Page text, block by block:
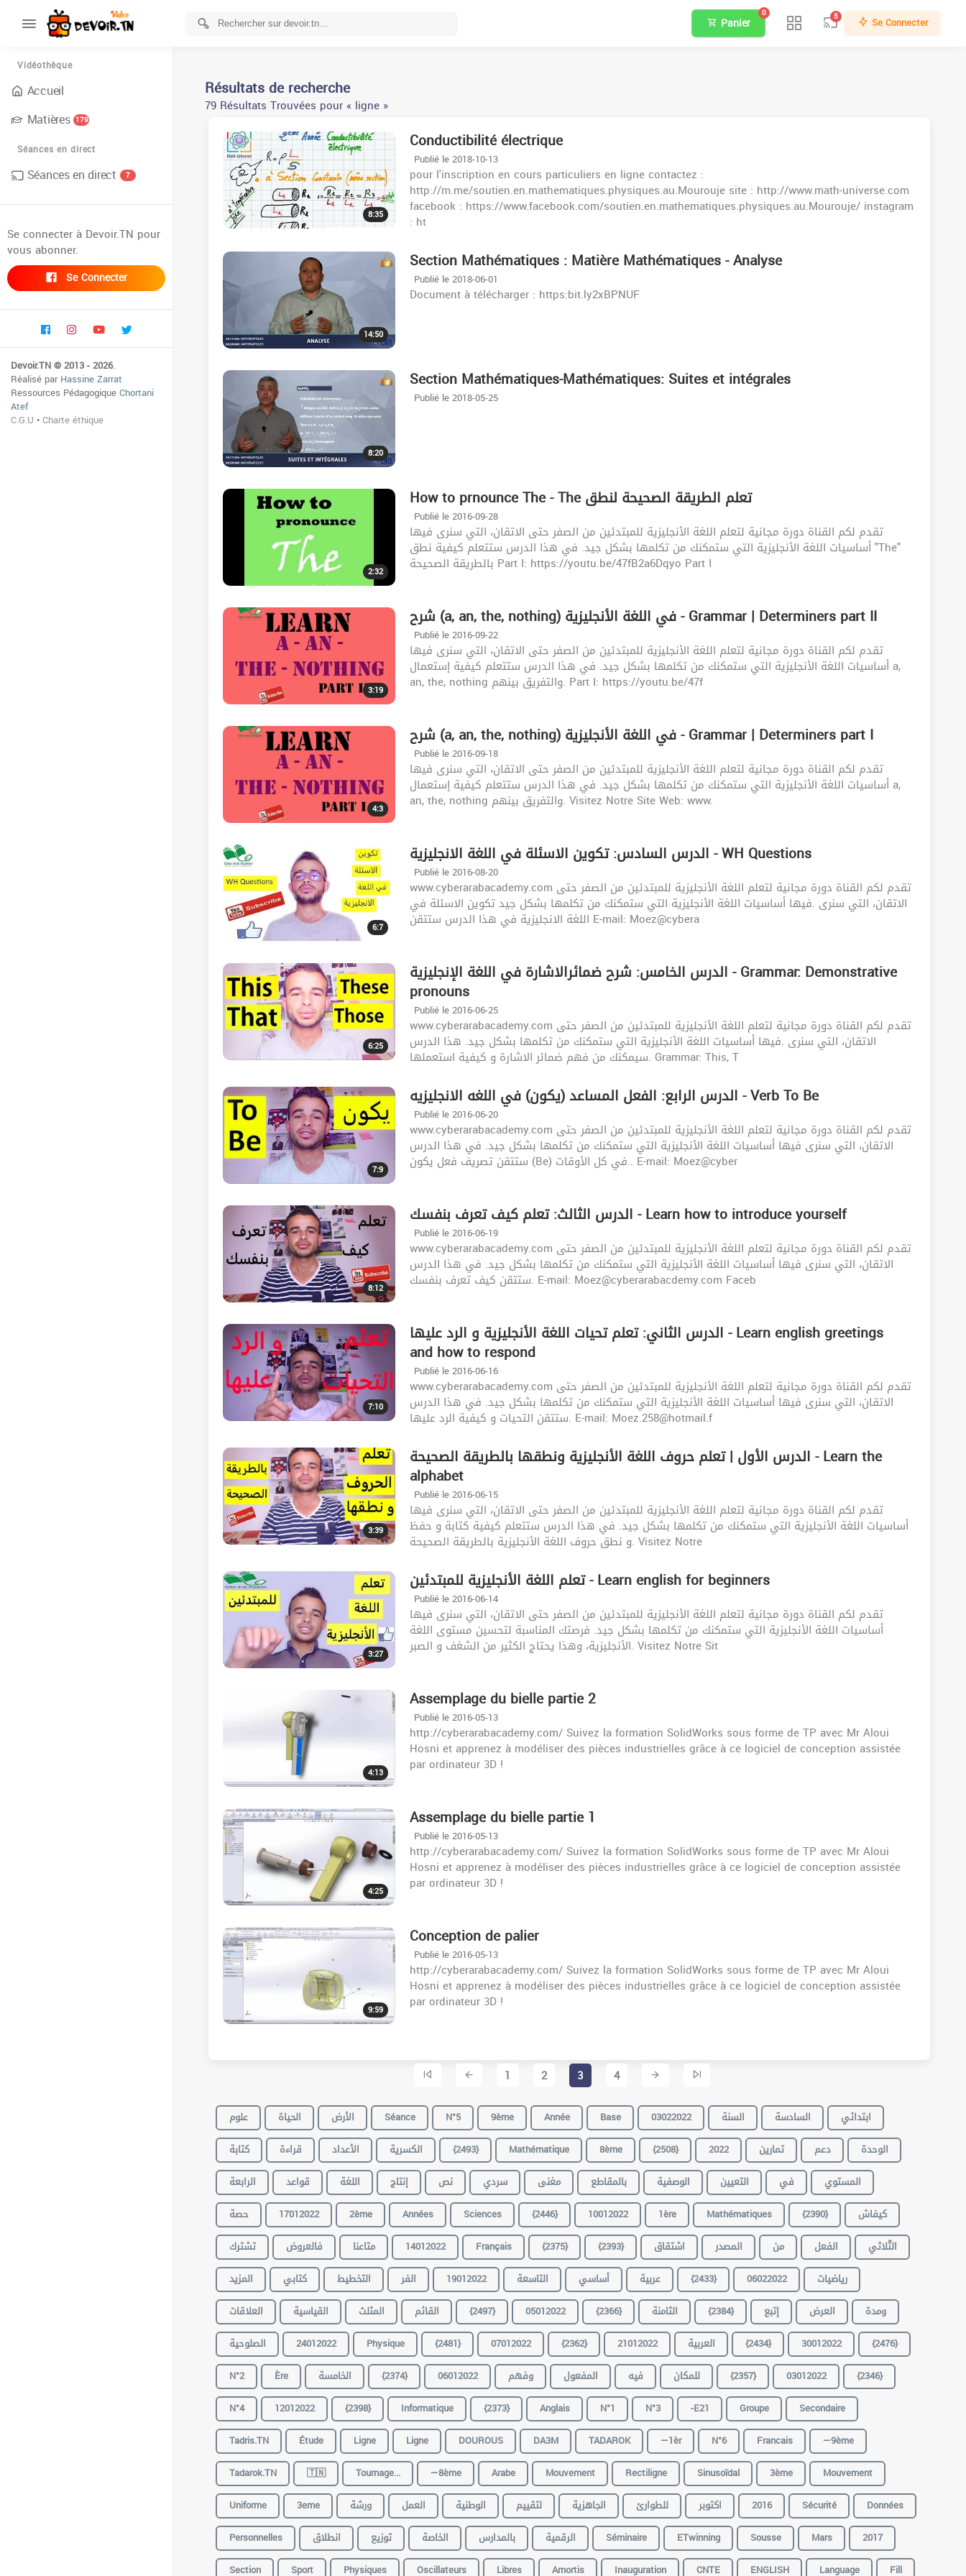
Vidéothèque
Accueil
Matières 179
Séances en direct
Séances en direct 7
Se connecter à Devoir.TN pour
vous abonner.
Se Connecter
Devoir.TN © 2013 - 2026.
Réalisé parHassine Zarrat
Ressources PédagogiqueChortani
Atef
C.G.U •Charte éthique
Panier
0 5 Se Connecter
Résultats de recherche
79 Résultats Trouvées pour « ligne »
8:35
Conductibilité électrique
Publié le 2018-10-13
pour l'inscription en cours particuliers en ligne contactez :
http://m.me/soutien.en.mathematiques.physiques.au.Mourouje site : http://www.math-universe.com
facebook : https://www.facebook.com/soutien.en.mathematiques.physiques.au.Mourouje/ instagram
: ht
14:50
Section Mathématiques : Matière Mathématiques - Analyse
Publié le 2018-06-01
Document à télécharger : https:bit.ly2xBPNUF
8:20
Section Mathématiques-Mathématiques: Suites et intégrales
Publié le 2018-05-25
2:32
How to prnounce The - The تعلم الطريقة الصحيحة لنطق
Publié le 2016-09-28
تقدم لكم القناة دورة مجانية لتعلم اللغة الأنجليزية للمبتدئين من الصفر حتى الاتقان، التي سنرى فيها
أساسيات اللغة الأنجليزية التي ستمكنك من تكلمها بشكل جيد. في هذا الدرس ستتعلم كيفية نطق "The"
بالطريقة الصحيحة Part I: https://youtu.be/47fB2a6Dqyo Part I
3:19
شرح (a, an, the, nothing) في اللغة الأنجليزية - Grammar | Determiners part II
Publié le 2016-09-22
تقدم لكم القناة دورة مجانية لتعلم اللغة الأنجليزية للمبتدئين من الصفر حتى الاتقان، التي سنرى فيها
أساسيات اللغة الأنجليزية التي ستمكنك من تكلمها بشكل جيد. في هذا الدرس ستتعلم كيفية إستعمال a,
an, the, nothing والتفريق بينهم. Part I: https://youtu.be/47f
4:3
شرح (a, an, the, nothing) في اللغة الأنجليزية - Grammar | Determiners part I
Publié le 2016-09-18
تقدم لكم القناة دورة مجانية لتعلم اللغة الأنجليزية للمبتدئين من الصفر حتى الاتقان، التي سنرى فيها
أساسيات اللغة الأنجليزية التي ستمكنك من تكلمها بشكل جيد. في هذا الدرس ستتعلم كيفية إستعمال a,
an, the, nothing والتفريق بينهم. Visitez Notre Site Web: www.
6:7
الدرس السادس: تكوين الاسئلة في اللغة الانجليزية - WH Questions
Publié le 2016-08-20
www.cyberarabacademy.com تقدم لكم القناة دورة مجانية لتعلم اللغة الأنجليزية للمبتدئين من الصفر حتى
الاتقان، التي سنرى .فيها أساسيات اللغة الأنجليزية التي ستمكنك من تكلمها بشكل جيد تكوين الاسئلة في
اللغة الانجليزية في هذا الدرس ستتقن E-mail: Moez@cybera
6:25
الدرس الخامس: شرح ضمائرالاشارة في اللغة الإنجليزية - Grammar: Demonstrative
pronouns
Publié le 2016-06-25
www.cyberarabacademy.com تقدم لكم القناة دورة مجانية لتعلم اللغة الأنجليزية للمبتدئين من الصفر حتى
الاتقان، التي سنرى .فيها أساسيات اللغة الأنجليزية التي ستمكنك من تكلمها بشكل جيد. هذا الدرس
سيمكنك من فهم ضمائر الاشارة و كيفية استعملها. Grammar: This, T
7:9
الدرس الرابع: الفعل المساعد (يكون) في اللغه الانجليزيه - Verb To Be
Publié le 2016-06-20
www.cyberarabacademy.com تقدم لكم القناة دورة مجانية لتعلم اللغة الأنجليزية للمبتدئين من الصفر حتى
الاتقان، التي سنرى فيها أساسيات اللغة الأنجليزية التي ستمكنك من تكلمها بشكل جيد. في هذا الدرس
ستتقن تصريف فعل يكون (Be) في كل الأوقات.. E-mail: Moez@cyber
8:12
الدرس الثالث: تعلم كيف تعرف بنفسك - Learn how to introduce yourself
Publié le 2016-06-19
www.cyberarabacademy.com تقدم لكم القناة دورة مجانية لتعلم اللغة الأنجليزية للمبتدئين من الصفر حتى
الاتقان، التي سنرى فيها أساسيات اللغة الأنجليزية التي ستمكنك من تكلمها بشكل جيد. في هذا الدرس
ستتقن كيف تعرف بنفسك. E-mail: Moez@cyberarabacdemy.com Faceb
7:10
الدرس الثاني: تعلم تحيات اللغة الأنجليزية و الرد عليها - Learn english greetings
and how to respond
Publié le 2016-06-16
www.cyberarabacademy.com تقدم لكم القناة دورة مجانية لتعلم اللغة الأنجليزية للمبتدئين من الصفر حتى
الاتقان، التي سنرى فيها أساسيات اللغة الأنجليزية التي ستمكنك من تكلمها بشكل جيد. في هذا الدرس
ستتقن التحيات و كيفية الرد عليها. E-mail: Moez.258@hotmail.f
3:39
الدرس الأول | تعلم حروف اللغة الأنجليزية ونطقها بالطريقة الصحيحة - Learn the
alphabet
Publié le 2016-06-15
تقدم لكم القناة دورة مجانية لتعلم اللغة الأنجليزية للمبتدئين من الصفر حتى الاتقان، التي سنرى فيها
أساسيات اللغة الأنجليزية التي ستمكنك من تكلمها بشكل جيد. في هذا الدرس ستتعلم كيفية كتابة و حفظ
و نطق حروف اللغة الأنجليزية بالطريقة الصحيحة. Visitez Notre
3:27
تعلم اللغة الأنجليزية للمبتدئين - Learn english for beginners
Publié le 2016-06-14
تقدم لكم القناة دورة مجانية لتعلم اللغة الأنجليزية للمبتدئين من الصفر حتى الاتقان، التي سنرى فيها
أساسيات اللغة الأنجليزية التي ستمكنك من تكلمها بشكل جيد. فرصتك المناسبة لتحسين مستوى اللغة
الأنجليزية، وهذا يحتاج الكثير من الشغف و الصبر. Visitez Notre Sit
4:13
Assemplage du bielle partie 2
Publié le 2016-05-13
http://cyberarabacademy.com/ Suivez la formation SolidWorks sous forme de TP avec Mr Aloui
Hosni et apprenez à modéliser des pièces industrielles grâce à ce logiciel de conception assistée
par ordinateur 3D !
4:25
Assemplage du bielle partie 1
Publié le 2016-05-13
http://cyberarabacademy.com/ Suivez la formation SolidWorks sous forme de TP avec Mr Aloui
Hosni et apprenez à modéliser des pièces industrielles grâce à ce logiciel de conception assistée
par ordinateur 3D !
9:59
Conception de palier
Publié le 2016-05-13
http://cyberarabacademy.com/ Suivez la formation SolidWorks sous forme de TP avec Mr Aloui
Hosni et apprenez à modéliser des pièces industrielles grâce à ce logiciel de conception assistée
par ordinateur 3D !
1 2 3 4
علوم الحياة الأرض Séance N°5 9ème Année Base 03022022 السنة السادسة
ابتدائي
كتابة
قراءة الأعداد الكسرية {2493} Mathématique 8ème {2508} 2022 تمارين دعم
الوحدة
الرابعة
قواعد اللغة إنتاج نص سردي مغنى بالمقاطع الوصفية التعيين في
المستوي
حصة
17012022 2ème Années Sciences {2446} 10012022 1ère Mathématiques {2390}
كيفاش
تشترك
فالعروض متاعنا 14012022 Français {2375} {2393} اشتقاق المصدر من الفعل
الثّلاثي
المزيد
كتابي التخطيط الفر 19012022 التاسعة أساسي عربية {2433} 06022022
رياضيات
العلاقات
القياسية المثلث القائم {2497} 05012022 {2366} الثامنة {2384} إتبع العرض
ومدة
الصلوحية
24012022 Physique {2481} 07012022 {2362} 21012022 العربية {2434} 30012022
{2476}
N°2
Ère الخامسة {2374} 06012022 وفهم المفعول فيه للمكان {2357} 03012022
{2346}
N°4
12012022 {2398} Informatique {2373} Anglais N°1 N°3 -E21 Groupe
Secondaire
Tadris.TN
Étude Ligne Ligne DOUROUS DA3M TADAROK —1èr N°6 Francais
—9ème
Tadarok.TN
🇹🇳 Tournage... —8ème Arabe Mouvement Rectiligne Sinusoïdal 3ème
Mouvement
Uniforme
3eme ورشة العمل الوطنية لتقييم الجاهزية للطوارئ اكتوبر 2016 Sécurité
Données
Personnelles
انطلاق توزيع الخاصة بالمدارس الرقمية Séminaire ETwinning Sousse Mars
2017
Section
Sport Physiques Oscillateurs Libres Amortis Inauguration CNTE ENGLISH Language Fill